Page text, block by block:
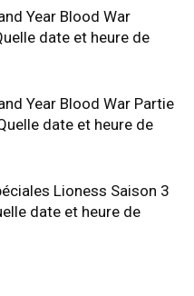
Year Blood War
date et heure de
Year Blood War Partie
date et heure de
Lioness Saison 3
date et heure de